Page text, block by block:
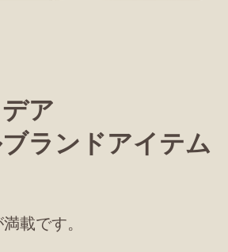
ア
ランドアイテム
載です。